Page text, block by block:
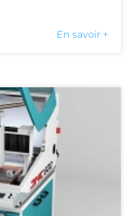
En savoir +